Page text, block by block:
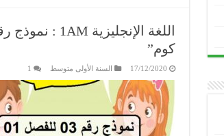
كوم”
17/12/2020 السنة الأولى متوسط 1